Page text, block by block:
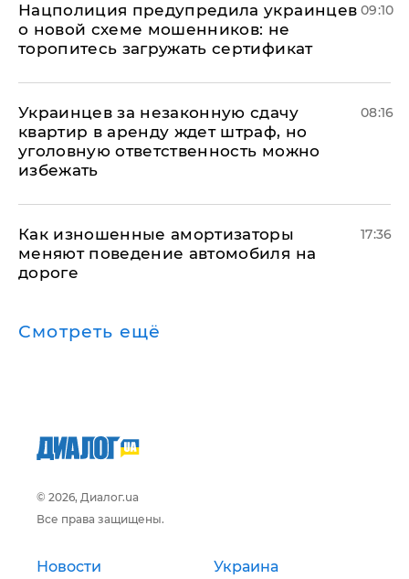
Нацполиция предупредила украинцев
о новой схеме мошенников: не
торопитесь загружать сертификат
09:10
Украинцев за незаконную сдачу
квартир в аренду ждет штраф, но
уголовную ответственность можно
избежать
08:16
Как изношенные амортизаторы
меняют поведение автомобиля на
дороге
17:36
Смотреть ещё
© 2026, Диалог.ua
Все права защищены.
Новости Украина